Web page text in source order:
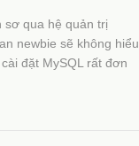
sơ qua hệ quản trị
newbie sẽ không hiểu
đặt MySQL rất đơn